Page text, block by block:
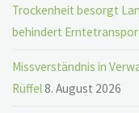
Trockenheit besorgt
behindert
Missverständnis in
Rüffel8. August 2026